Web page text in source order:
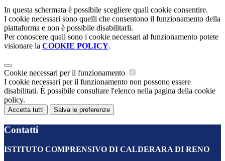
In questa schermata è possibile scegliere quali cookie consentire.
I cookie necessari sono quelli che consentono il funzionamento della
piattaforma e non è possibile disabilitarli.
Per conoscere quali sono i cookie necessari al funzionamento potete
visionare la COOKIE POLICY.
Cookie necessari per il funzionamento
I cookie necessari per il funzionamento non possono essere
disabilitati. È possibile consultare l'elenco nella pagina della cookie
policy.
Accetta tutti Salva le preferenze
Contatti
ISTITUTO COMPRENSIVO DI CALDERARA DI RENO